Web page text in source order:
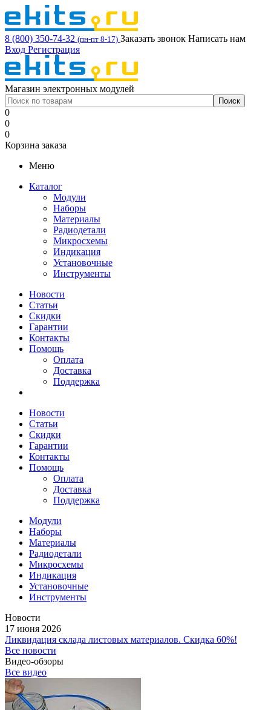
8 (800) 350-74-32 (пн-пт 8-17) Заказать звонок Написать нам
Вход Регистрация
Магазин электронных модулей
0
0
0
Корзина заказа
Меню
Каталог
Модули
Наборы
Материалы
Радиодетали
Микросхемы
Индикация
Установочные
Инструменты
Новости
Статьи
Скидки
Гарантии
Контакты
Помощь
Оплата
Доставка
Поддержка
Новости
Статьи
Скидки
Гарантии
Контакты
Помощь
Оплата
Доставка
Поддержка
Модули
Наборы
Материалы
Радиодетали
Микросхемы
Индикация
Установочные
Инструменты
Новости
17 июня 2026
Ликвидация склада листовых материалов. Скидка 60%!
Все новости
Видео-обзоры
Все видео